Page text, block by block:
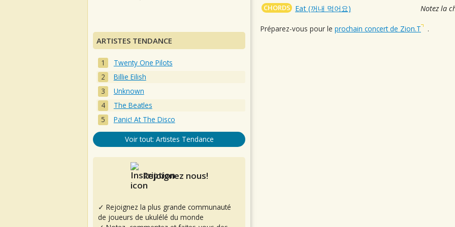
CHORDS Eat (꺼내 먹어요) Notez la
Préparez-vous pour le prochain concert de Zion.T .
ARTISTES TENDANCE
Twenty One Pilots
Billie Eilish
Unknown
The Beatles
Panic! At The Disco
Voir tout: Artistes Tendance
Rejoignez nous!
✓ Rejoignez la plus grande communauté
de joueurs de ukulélé du monde